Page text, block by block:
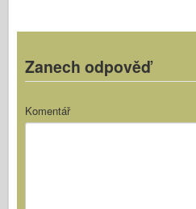
Zanech odpověď
Komentář